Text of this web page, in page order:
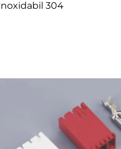
304